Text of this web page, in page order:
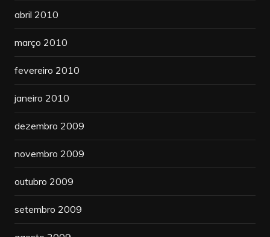
abril 2010
março 2010
fevereiro 2010
janeiro 2010
dezembro 2009
novembro 2009
outubro 2009
setembro 2009